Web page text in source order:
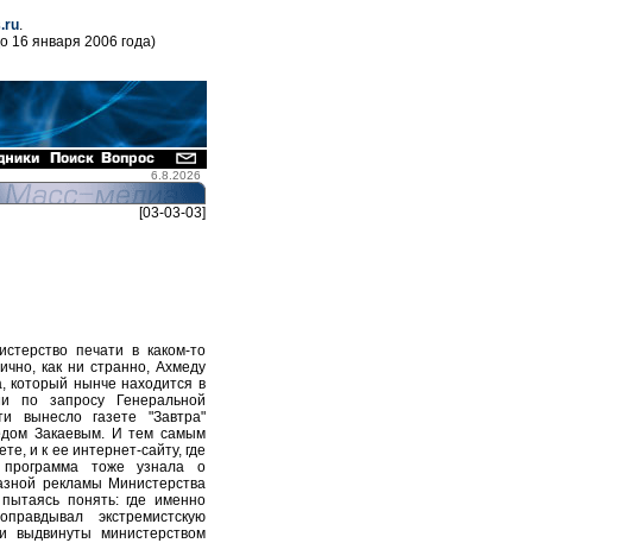
.
16 января 2006 года)
6.8.2026
[03-03-03]
печати в каком-то
как ни странно, Ахмеду
который нынче находится в
по запросу Генеральной
вынесло газете "Завтра"
Закаевым. И тем самым
и к ее интернет-сайту, где
тоже узнала о
рекламы Министерства
понять: где именно
экстремистскую
выдвинуты министерством